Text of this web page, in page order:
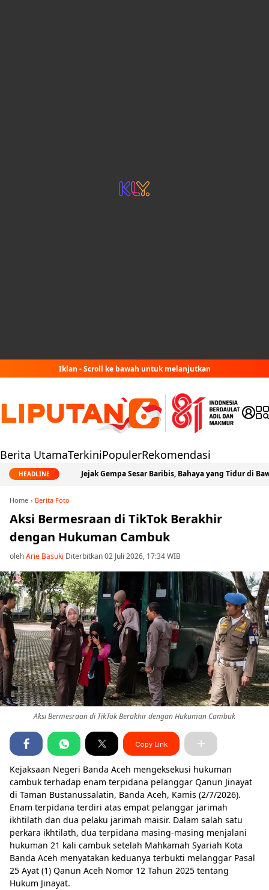
Iklan - Scroll ke bawah untuk melanjutkan
Berita UtamaTerkiniPopulerRekomendasi
HEADLINEJejak Gempa Sesar Baribis, Bahaya yang Tidur di Bawah
Home Berita Foto
Aksi Bermesraan di TikTok Berakhir
dengan Hukuman Cambuk
olehArie Basuki Diterbitkan 02 Juli 2026, 17:34 WIB
Aksi Bermesraan di TikTok Berakhir dengan Hukuman Cambuk
Copy Link
Kejaksaan Negeri Banda Aceh mengeksekusi hukuman
cambuk terhadap enam terpidana pelanggar Qanun Jinayat
di Taman Bustanussalatin, Banda Aceh, Kamis (2/7/2026).
Enam terpidana terdiri atas empat pelanggar jarimah
ikhtilath dan dua pelaku jarimah maisir. Dalam salah satu
perkara ikhtilath, dua terpidana masing-masing menjalani
hukuman 21 kali cambuk setelah Mahkamah Syariah Kota
Banda Aceh menyatakan keduanya terbukti melanggar Pasal
25 Ayat (1) Qanun Aceh Nomor 12 Tahun 2025 tentang
Hukum Jinayat.